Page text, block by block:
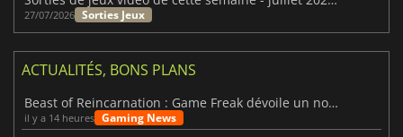
27/07/2026 Sorties Jeux
ACTUALITÉS, BONS PLANS
Beast of Reincarnation : Game Freak dévoile un nouveau pari
il y a 14 heures Gaming News